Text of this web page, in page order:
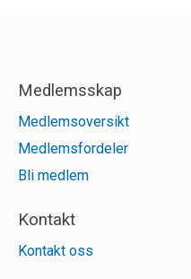
Medlemsskap
Medlemsoversikt
Medlemsfordeler
Bli medlem
Kontakt
Kontakt oss